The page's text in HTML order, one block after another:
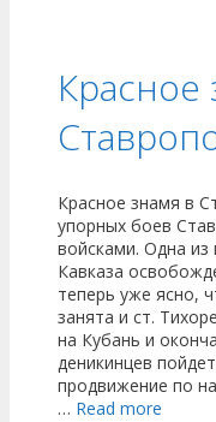
Красное
Красное знамя в
упорных боев
войсками. Одна из
Кавказа
теперь уже ясно,
занята и ст.
на Кубань и
деникинцев
продвижение по
… Read more